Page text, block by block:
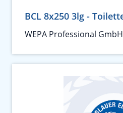
BCL 8x250 3lg -
WEPA Professional GmbH